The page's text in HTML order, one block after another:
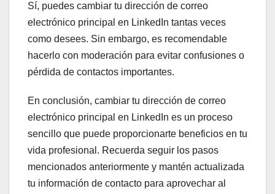
Sí, puedes cambiar tu dirección de correo
electrónico principal en LinkedIn tantas veces
como desees. Sin embargo, es recomendable
hacerlo con moderación para evitar confusiones o
pérdida de contactos importantes.
En conclusión, cambiar tu dirección de correo
electrónico principal en LinkedIn es un proceso
sencillo que puede proporcionarte beneficios en tu
vida profesional. Recuerda seguir los pasos
mencionados anteriormente y mantén actualizada
tu información de contacto para aprovechar al